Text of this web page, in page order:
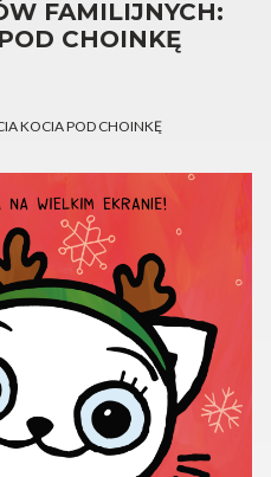
FAMILIJNYCH:
CHOINKĘ
KOCIA POD CHOINKĘ